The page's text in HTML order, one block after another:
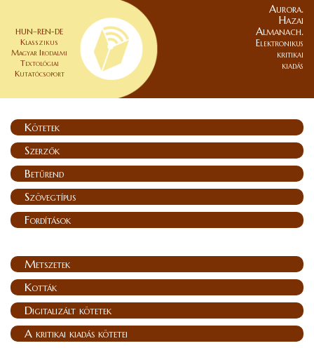
HUN–REN-DE
Klasszikus
Magyar Irodalmi
Textológiai
Kutatócsoport
Aurora.
Hazai
Almanach.
Elektronikus
kritikai
kiadás
Kötetek
Szerzők
Betűrend
Szövegtípus
Fordítások
Metszetek
Kották
Digitalizált kötetek
A kritikai kiadás kötetei